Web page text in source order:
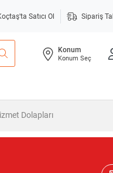
Satıcı Ol Sipariş
Konum
Konum Seç
Dolapları